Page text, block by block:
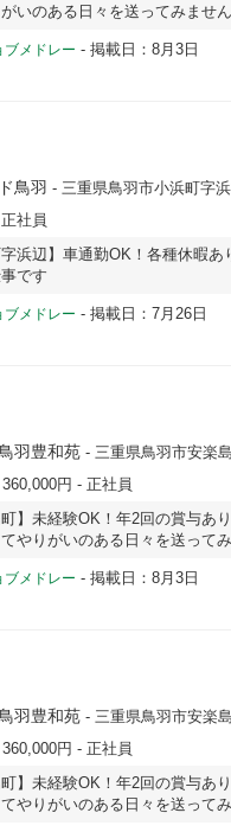
いのある日々を送ってみませ
ブメドレー - 掲載日：8月3日
鳥羽 - 三重県鳥羽市小浜町字
社員
字浜辺】車通勤OK！各種休暇
です
ブメドレー - 掲載日：7月26日
羽豊和苑 - 三重県鳥羽市安楽
円 - 正社員
町】未経験OK！年2回の賞与あ
やりがいのある日々を送って
ブメドレー - 掲載日：8月3日
羽豊和苑 - 三重県鳥羽市安楽
円 - 正社員
町】未経験OK！年2回の賞与あ
やりがいのある日々を送って